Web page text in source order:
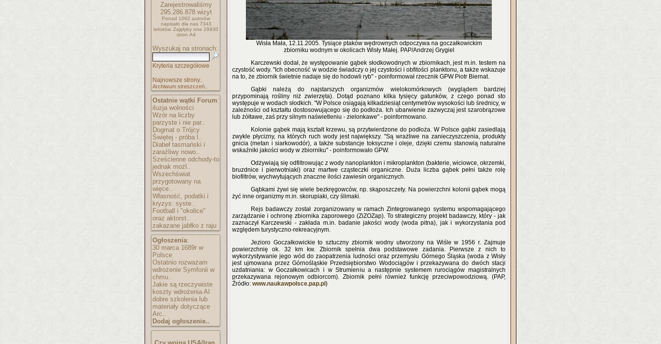
Zarejestrowaliśmy
295.286.878wizyt
Ponad 1062 autorów
napisało dla nas 7343
tekstów. Zajęłyby one 28930
stron A4
Wyszukaj na stronach:
Kryteria szczegółowe
Najnowsze strony..
Archiwum streszczeń..
Ostatnie wątki Forum:
iluzja wolności
Wzór na liczby
parzyste i nie par..
Dogmat o Trójcy
Świętej - próba l..
Diabeł tasmański i
zaraźliwy nowo..
Sześcienne odchody-to
jednak możl..
Wszechświat
przygotowany na
więce..
Własność, podatki i
kryzys: syste..
Football i "okolice"
oraz aktorst..
zakazane jabłko z raju
Ogłoszenia:
30 marca 1689r w
Polsce
Ostatnio rozważam
wdrożenie Symfonii w
chmu..
Jakie są rzeczywiste
koszty wdrożenia AI
dobre szkolenia lub
materiały dotyczące
Arc..
Dodaj ogłoszenie..
Wisła Mała, 12.11.2005. Tysiące ptaków wędrownych odpoczywa na goczałkowickim
zbiorniku wodnym w okolicach Wisły Małej. PAP/Andrzej Grygiel
Karczewski dodał, że występowanie gąbek słodkowodnych w zbiornikach, jest m.in. testem na
czystość wody. "Ich obecność w wodzie świadczy o jej czystości i obfitości planktonu, a także wskazuje
na to, że zbiornik świetnie nadaje się do hodowli ryb" - poinformował rzecznik GPW Piotr Biernat.
Gąbki należą do najstarszych organizmów wielokomórkowych (wyglądem bardziej
przypominają rośliny niż zwierzęta). Dotąd poznano kilka tysięcy gatunków, z czego ponad sto
występuje w wodach słodkich. "W Polsce osiągają kilkadziesiąt centymetrów wysokości lub średnicy, w
zależności od kształtu dostosowującego się do podłoża. Ich ubarwienie zazwyczaj jest szarobrązowe
lub żółtawe, zaś przy silnym naświetleniu - zielonkawe" - poinformowano.
Kolonie gąbek mają kształt krzewu, są przytwierdzone do podłoża. W Polsce gąbki zasiedlają
zwykle płycizny, na których ruch wody jest największy. "Są wrażliwe na zanieczyszczenia, produkty
gnicia (metan i siarkowodór), a także substancje toksyczne i oleje, dzięki czemu stanowią naturalne
wskaźniki jakości wody w zbiorniku" - poinformowało GPW.
Odżywiają się odfiltrowując z wody nanoplankton i mikroplankton (bakterie, wiciowce, okrzemki,
bruzdnice i pierwotniaki) oraz martwe cząsteczki organiczne. Duża liczba gąbek pełni także rolę
biofiltrów, wychwytujących znaczne ilości zawiesin organicznych.
Gąbkami żywi się wiele bezkręgowców, np. skąposzczety. Na powierzchni kolonii gąbek mogą
żyć inne organizmy m.in. skorupiaki, czy ślimaki.
Rejs badawczy został zorganizowany w ramach Zintegrowanego systemu wspomagającego
zarządzanie i ochronę zbiornika zaporowego (ZiZOZap). To strategiczny projekt badawczy, który - jak
zaznaczył Karczewski - zakłada m.in. badanie jakości wody (woda pitna), jak i wykorzystania pod
względem turystyczno-rekreacyjnym.
Jezioro Goczałkowickie to sztuczny zbiornik wodny utworzony na Wiśle w 1956 r. Zajmuje
powierzchnię ok. 32 km kw. Zbiornik spełnia dwa podstawowe zadania. Pierwsze z nich to
wykorzystywanie jego wód do zaopatrzenia ludności oraz przemysłu Górnego Śląska (woda z Wisły
jest ujmowana przez Górnośląskie Przedsiębiorstwo Wodociągów i przekazywana do dwóch stacji
uzdatniania: w Goczałkowicach i w Strumieniu a następnie systemem rurociągów magistralnych
przekazywana rejonowym odbiorcom). Zbiornik pełni również funkcję przeciwpowodziową. (PAP,
Źródło: www.naukawpolsce.pap.pl )